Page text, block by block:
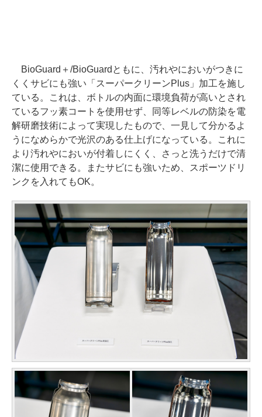
BioGuard＋/BioGuardともに、汚れやにおいがつきに
くくサビにも強い「スーパークリーンPlus」加工を施し
ている。これは、ボトルの内面に環境負荷が高いとされ
ているフッ素コートを使用せず、同等レベルの防染を電
解研磨技術によって実現したもので、一見して分かるよ
うになめらかで光沢のある仕上げになっている。これに
より汚れやにおいが付着しにくく、さっと洗うだけで清
潔に使用できる。またサビにも強いため、スポーツドリ
ンクを入れてもOK。